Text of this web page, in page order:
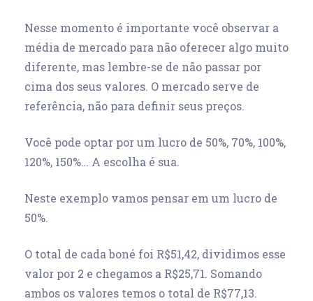
Nesse momento é importante você observar a
média de mercado para não oferecer algo muito
diferente, mas lembre-se de não passar por
cima dos seus valores. O mercado serve de
referência, não para definir seus preços.
Você pode optar por um lucro de 50%, 70%, 100%,
120%, 150%… A escolha é sua.
Neste exemplo vamos pensar em um lucro de
50%.
O total de cada boné foi R$51,42, dividimos esse
valor por 2 e chegamos a R$25,71. Somando
ambos os valores temos o total de R$77,13.